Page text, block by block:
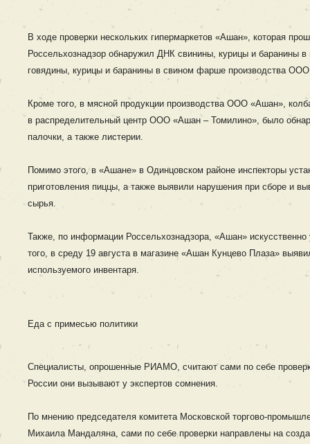
В ходе проверки нескольких гипермаркетов «Ашан», которая
Россельхознадзор обнаружил ДНК свинины, курицы и баранины
говядины, курицы и баранины в свином фарше производства
Кроме того, в мясной продукции производства ООО «Ашан»,
в распределительный центр ООО «Ашан – Томилино», было
палочки, а также листерии.
Помимо этого, в «Ашане» в Одинцовском районе инспекторы
приготовления пиццы, а также выявили нарушения при сборе и
сырья.
Также, по информации Россельхознадзора, «Ашан»
того, в среду 19 августа в магазине «Ашан Кунцево Плаза»
используемого инвентаря.
Еда с примесью политики
Специалисты, опрошенные РИАМО, считают сами по себе
России они вызывают у экспертов сомнения.
По мнению председателя комитета Московской торгово-
Михаила Мандаляна, сами по себе проверки направлены на